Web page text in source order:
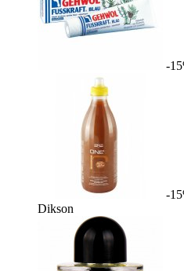
-
-
Dikson